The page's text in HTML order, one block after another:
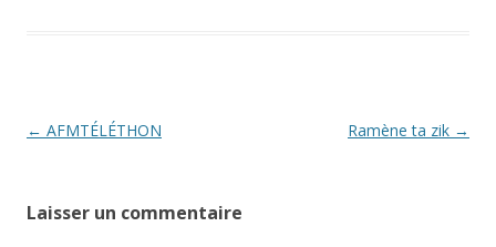
Navigation
← AFMTÉLÉTHON Ramène ta zik →
Laisser un commentaire